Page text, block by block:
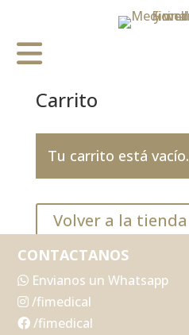
Carrito
Tu carrito está vacío.
Volver a la tienda
CONTACTANOS
Envianos un Whatsapp
/fimedical
/fimedical